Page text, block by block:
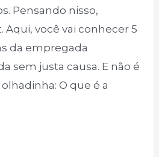
Pensando nisso,
Aqui, você vai conhecer 5
da empregada
sem justa causa. E não é
O que é a